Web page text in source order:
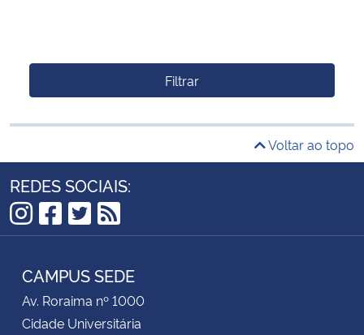
Filtrar
Voltar ao topo
REDES SOCIAIS:
Instagram
Facebook
Twitter
RSS
CAMPUS SEDE
Av. Roraima nº 1000
Cidade Universitária